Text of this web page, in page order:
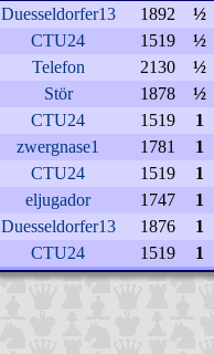
Duesseldorfer13 1892
½
CTU24 1519
½
Telefon 2130
½
Stör 1878
½
CTU24 1519
1
zwergnase1 1781
1
CTU24 1519
1
eljugador 1747
1
Duesseldorfer13 1876
1
CTU24 1519 1